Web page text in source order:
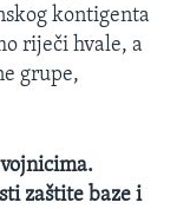
kontigenta
riječi hvale, a
grupe,
zaštite baze i